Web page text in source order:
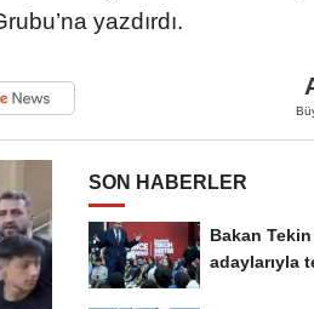
yazdırdı.
SON HABERLER
Bakan
adaylarıyla